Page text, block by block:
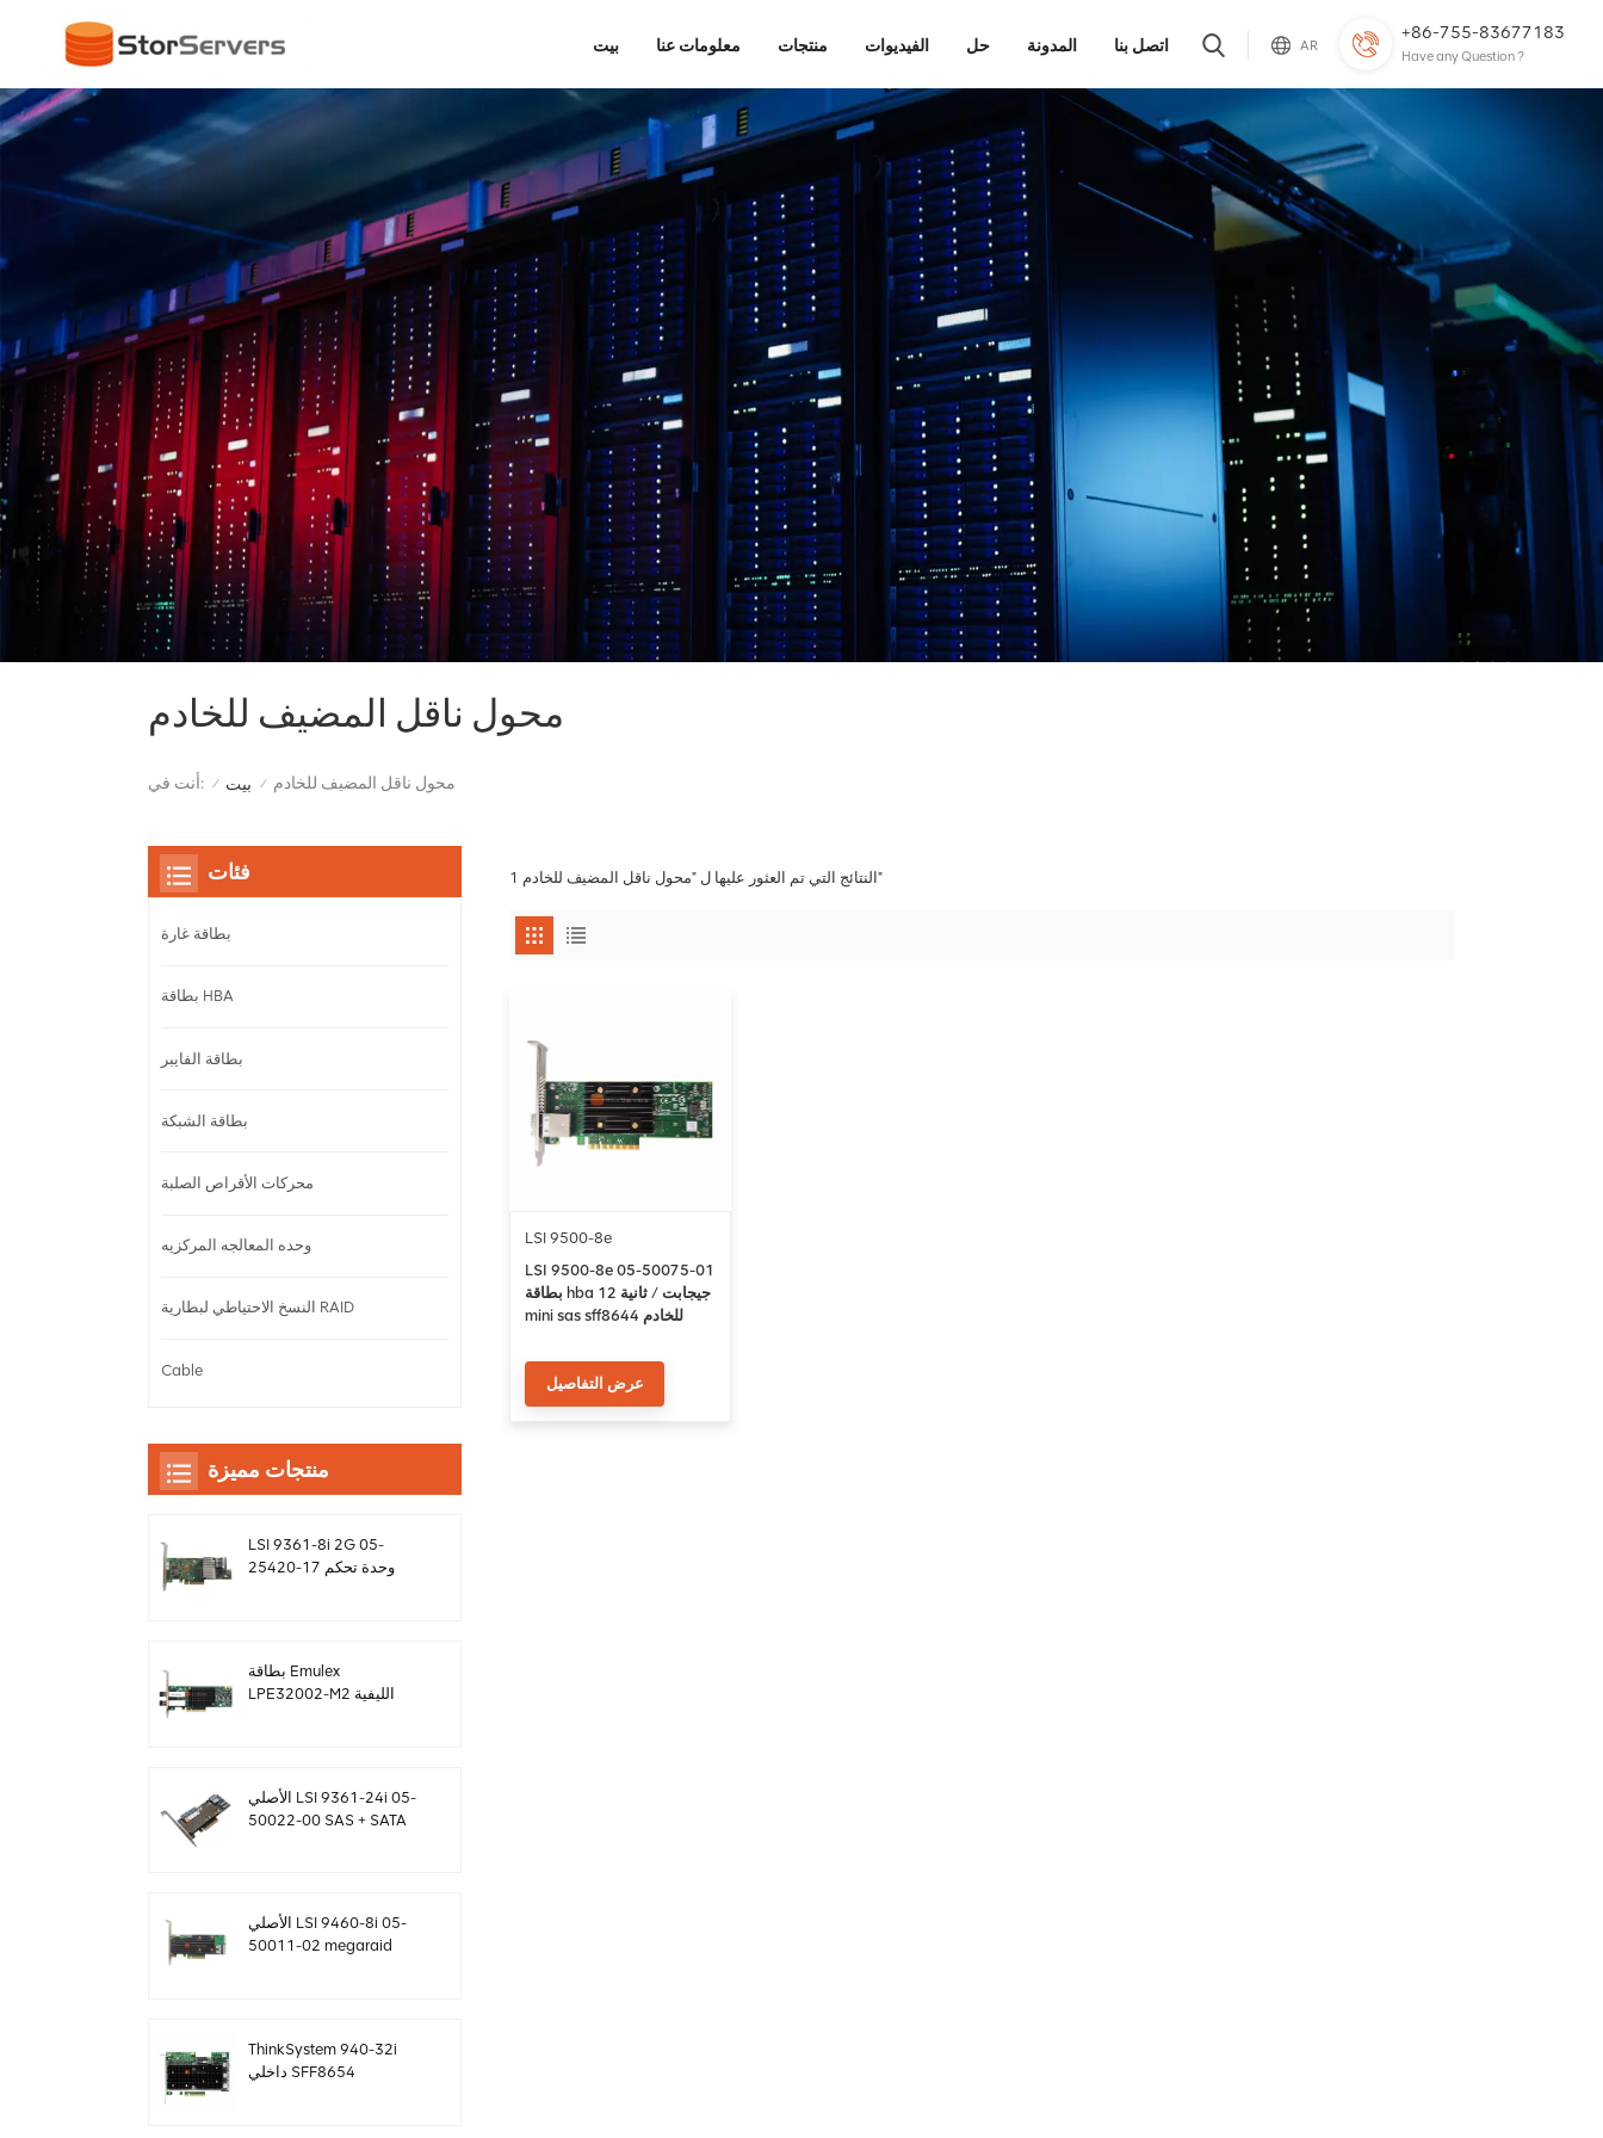
+86-755-83677183
Have any Question ?
AR بيت معلومات عنا منتجات الفيديوات حل المدونة اتصل بنا
محول ناقل المضيف للخادم
أنت في: / بيت / محول ناقل المضيف للخادم
1 النتائج التي تم العثور عليها ل "محول ناقل المضيف للخادم"
LSI 9500-8e
LSI 9500-8e 05-50075-01
بطاقة hba 12 جيجابت / ثانية
mini sas sff8644 للخادم
عرض التفاصيل
فئات
بطاقة غارة
بطاقة HBA
بطاقة الفايبر
بطاقة الشبكة
محركات الأقراص الصلبة
وحده المعالجه المركزيه
النسخ الاحتياطي لبطارية RAID
Cable
منتجات مميزة
LSI 9361-8i 2G 05-
25420-17 وحدة تحكم
بطاقة Emulex
LPE32002-M2 الليفية
الأصلي LSI 9361-24i 05-
50022-00 SAS + SATA
الأصلي LSI 9460-8i 05-
50011-02 megaraid
ThinkSystem 940-32i
داخلي SFF8654